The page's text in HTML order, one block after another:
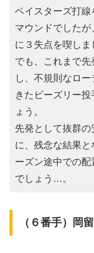
ベイスターズ打
マウンドでしたが
に３失点を喫しま
でも、これまで
し、不規則なロ
きたビーズリー
ょう。
先発として抜群
に、残念な結果
ーズン途中での配
でしょう…。
（６番手）岡